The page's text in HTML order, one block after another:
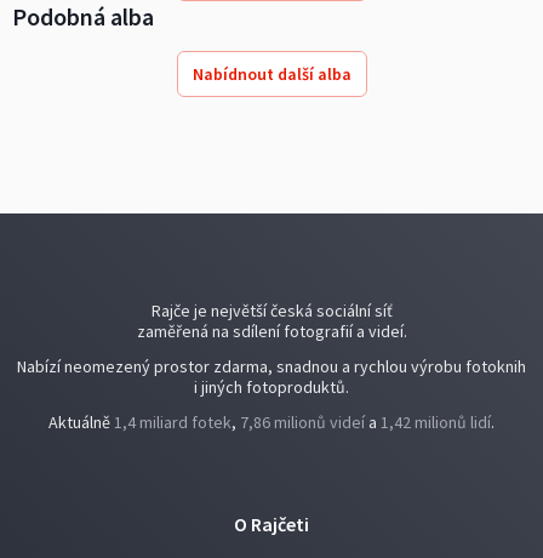
Podobná alba
Nabídnout další alba
Rajče je největší česká sociální síť
zaměřená na sdílení fotografií a videí.
Nabízí neomezený prostor zdarma, snadnou a rychlou výrobu fotoknih
i jiných fotoproduktů.
Aktuálně1,4 miliard fotek, 7,86 milionů videí a 1,42 milionů lidí.
O Rajčeti